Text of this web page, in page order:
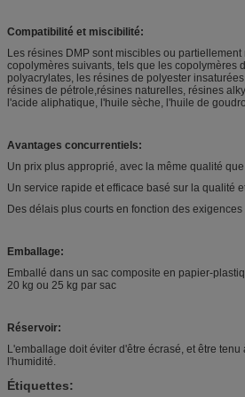
Compatibilité et miscibilité:
Les résines DMP sont miscibles ou
copolymères suivants, tels que les copolymères
polyacrylates, les résines de polyester
résines de pétrole,résines naturelles, résines
l'acide aliphatique, l'huile sèche, l'huile de
Avantages concurrentiels:
Un prix plus approprié, avec la même qualité
Un service rapide et efficace basé sur la qualité
Des délais plus courts en fonction des
Emballage:
Emballé dans un sac composite en papier-
20 kg ou 25 kg par sac
Réservoir:
L'emballage doit éviter d'être écrasé, et être
l'humidité.
Étiquettes: